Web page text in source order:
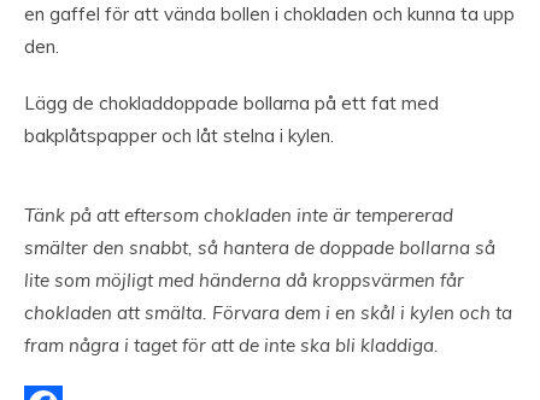
en gaffel för att vända bollen i chokladen och kunna ta upp
den.
Lägg de chokladdoppade bollarna på ett fat med
bakplåtspapper och låt stelna i kylen.
Tänk på att eftersom chokladen inte är tempererad
smälter den snabbt, så hantera de doppade bollarna så
lite som möjligt med händerna då kroppsvärmen får
chokladen att smälta. Förvara dem i en skål i kylen och ta
fram några i taget för att de inte ska bli kladdiga.